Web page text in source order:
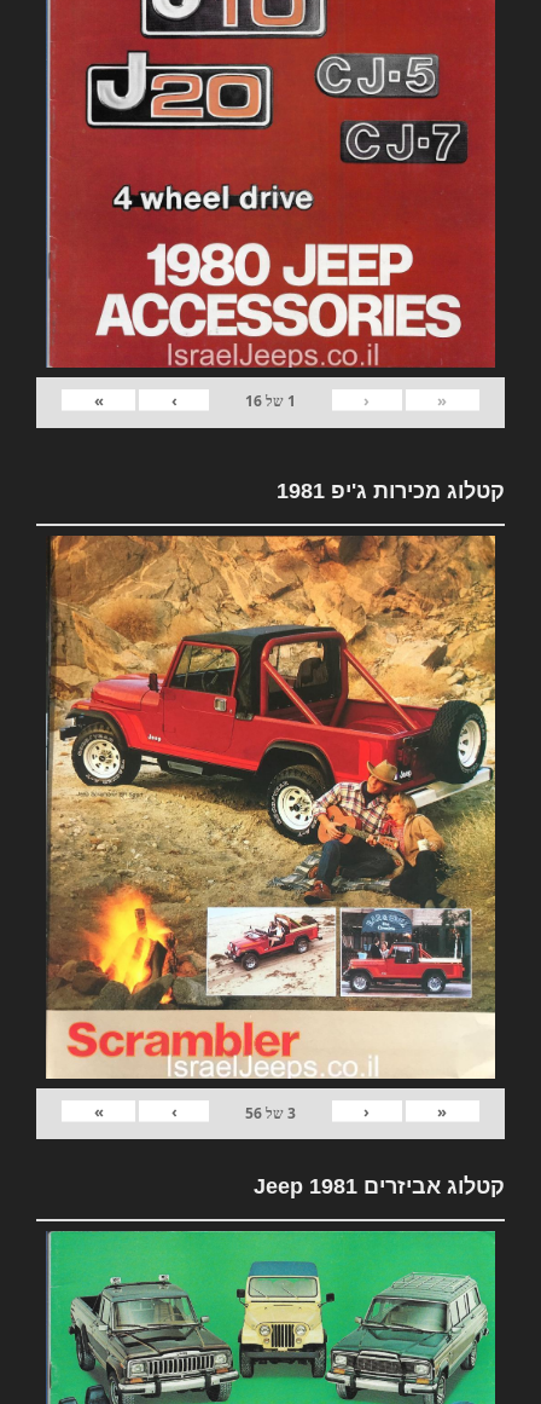
«
‹
1 של16
›
»
קטלוג מכירות ג'יפ 1981
«
‹
3של56
›
»
קטלוג אביזרים 1981 Jeep